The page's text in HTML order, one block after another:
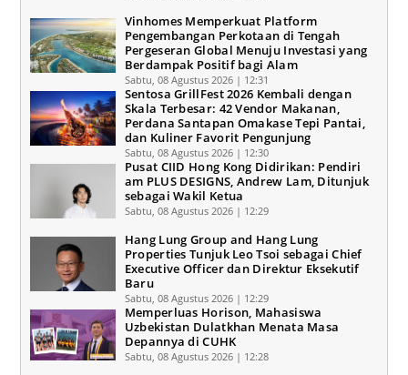
Vinhomes Memperkuat Platform
Pengembangan Perkotaan di Tengah
Pergeseran Global Menuju Investasi yang
Berdampak Positif bagi Alam
Sabtu, 08 Agustus 2026 | 12:31
Sentosa GrillFest 2026 Kembali dengan
Skala Terbesar: 42 Vendor Makanan,
Perdana Santapan Omakase Tepi Pantai,
dan Kuliner Favorit Pengunjung
Sabtu, 08 Agustus 2026 | 12:30
Pusat CIID Hong Kong Didirikan: Pendiri
am PLUS DESIGNS, Andrew Lam, Ditunjuk
sebagai Wakil Ketua
Sabtu, 08 Agustus 2026 | 12:29
Hang Lung Group and Hang Lung
Properties Tunjuk Leo Tsoi sebagai Chief
Executive Officer dan Direktur Eksekutif
Baru
Sabtu, 08 Agustus 2026 | 12:29
Memperluas Horison, Mahasiswa
Uzbekistan Dulatkhan Menata Masa
Depannya di CUHK
Sabtu, 08 Agustus 2026 | 12:28